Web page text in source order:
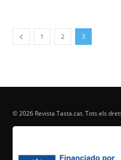
1 2 3
© 2026 Revista Tasta.cat. Tots els